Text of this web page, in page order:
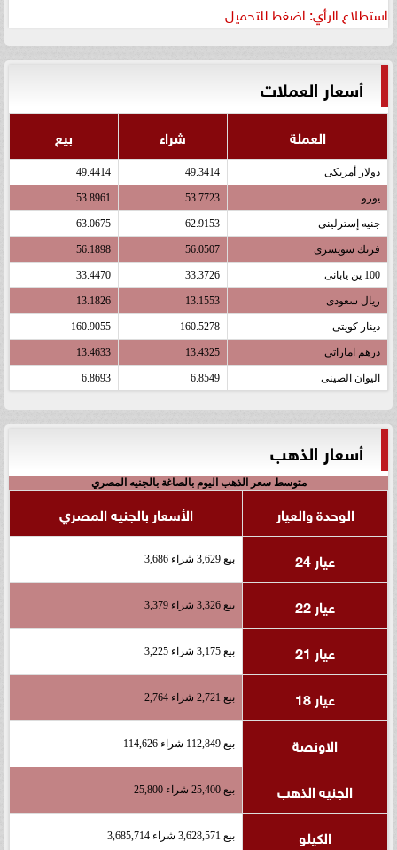
استطلاع الرأي: اضغط للتحميل
أسعار العملات
العملة شراء بيع
دولار أمريكى 49.3414
49.4414
يورو 53.7723
53.8961
جنيه إسترلينى 62.9153
63.0675
فرنك سويسرى 56.0507
56.1898
100 ين يابانى 33.3726
33.4470
ريال سعودى 13.1553
13.1826
دينار كويتى 160.5278
160.9055
درهم اماراتى 13.4325
13.4633
اليوان الصينى 6.8549
6.8693
أسعار الذهب
متوسط سعر الذهب اليوم بالصاغة بالجنيه المصري
الوحدة والعيار
الأسعار بالجنيه المصري
عيار 24
بيع 3,629 شراء 3,686
عيار 22 بيع 3,326 شراء 3,379
عيار 21 بيع 3,175 شراء 3,225
عيار 18 بيع 2,721 شراء 2,764
الاونصة بيع 112,849 شراء 114,626
الجنيه الذهب بيع 25,400 شراء 25,800
الكيلو بيع 3,628,571 شراء 3,685,714